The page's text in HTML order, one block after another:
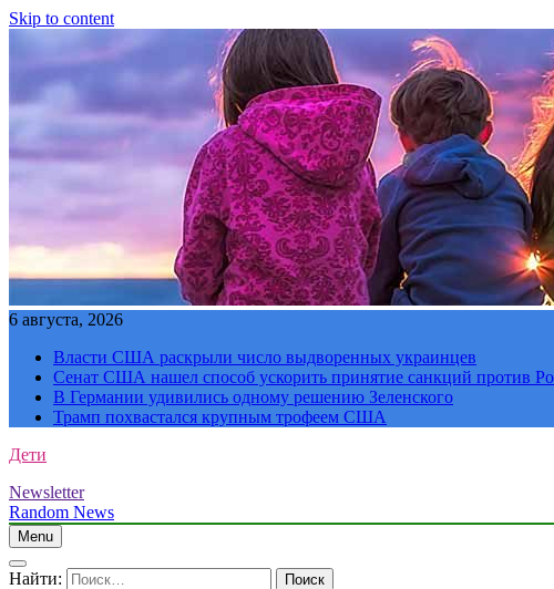
Skip to content
6 августа, 2026
Власти США раскрыли число выдворенных украинцев
Сенат США нашел способ ускорить принятие санкций против
В Германии удивились одному решению Зеленского
Трамп похвастался крупным трофеем США
Дети
Newsletter
Random News
Menu
Найти: